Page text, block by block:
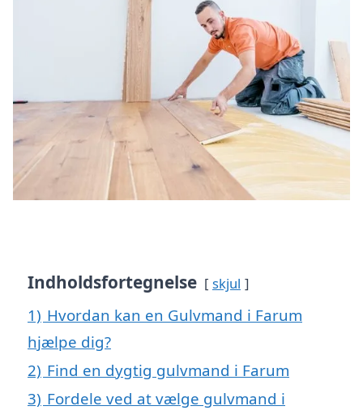
Indholdsfortegnelse skjul
1) Hvordan kan en Gulvmand i Farum
hjælpe dig?
2) Find en dygtig gulvmand i Farum
3) Fordele ved at vælge gulvmand i